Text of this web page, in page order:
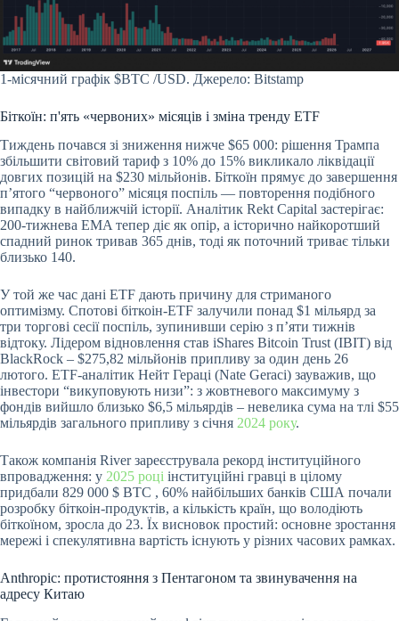
1-місячний графік $BTC /USD. Джерело: Bitstamp
Біткоїн: п'ять «червоних» місяців і зміна тренду ETF
Тиждень почався зі зниження нижче $65 000: рішення Трампа
збільшити світовий тариф з 10% до 15% викликало ліквідації
довгих позицій на $230 мільйонів. Біткоїн прямує до завершення
п’ятого “червоного” місяця поспіль — повторення подібного
випадку в найближчій історії. Аналітик Rekt Capital застерігає:
200-тижнева EMA тепер діє як опір, а історично найкоротший
спадний ринок тривав 365 днів, тоді як поточний триває тільки
близько 140.
У той же час дані ETF дають причину для стриманого
оптимізму. Спотові біткоін-ETF залучили понад $1 мільярд за
три торгові сесії поспіль, зупинивши серію з п’яти тижнів
відтоку. Лідером відновлення став iShares Bitcoin Trust (IBIT) від
BlackRock – $275,82 мільйонів припливу за один день 26
лютого. ETF-аналітик Нейт Гераці (Nate Geraci) зауважив, що
інвестори “викуповують низи”: з жовтневого максимуму з
фондів вийшло близько $6,5 мільярдів – невелика сума на тлі $55
мільярдів загального припливу з січня 2024 року.
Також компанія River зареєструвала рекорд інституційного
впровадження: у 2025 році інституційні гравці в цілому
придбали 829 000 $ BTC , 60% найбільших банків США почали
розробку біткоін-продуктів, а кількість країн, що володіють
біткоїном, зросла до 23. Їх висновок простий: основне зростання
мережі і спекулятивна вартість існують у різних часових рамках.
Anthropic: протистояння з Пентагоном та звинувачення на
адресу Китаю